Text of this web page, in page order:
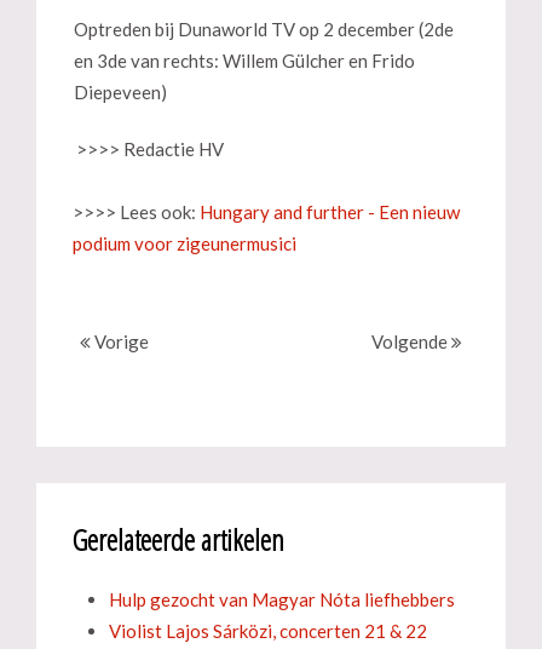
Optreden bij Dunaworld TV op 2 december (2de
en 3de van rechts: Willem Gülcher en Frido
Diepeveen)
>>>> Redactie HV
>>>> Lees ook: Hungary and further - Een nieuw
podium voor zigeunermusici
Vorige Volgende
Gerelateerde artikelen
Hulp gezocht van Magyar Nóta liefhebbers
Violist Lajos Sárközi, concerten 21 & 22